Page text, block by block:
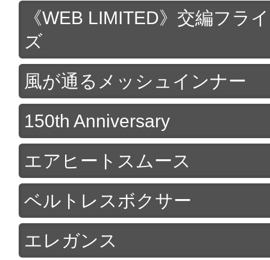
《WEB LIMITED》交編フラ
ズ
風が通るメッシュインナー
150th Anniversary
エアヒートスムース
ベルトレスボクサー
エレガンス